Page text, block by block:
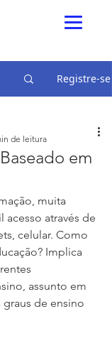
Registre-se
em
de leitura
acesso através de
celular. Como
Implica
assunto em
de ensino